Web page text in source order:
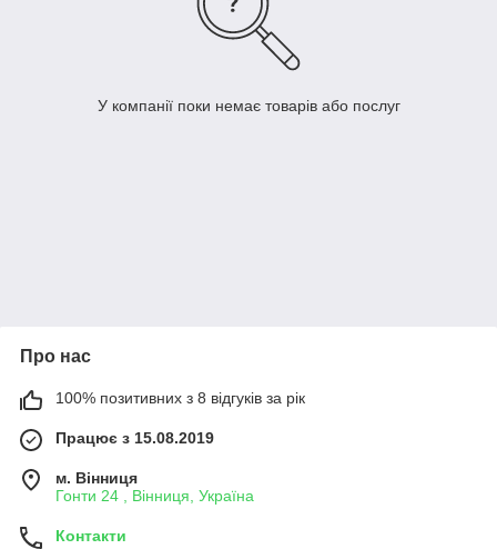
У компанії поки немає товарів або послуг
Про нас
100% позитивних з 8 відгуків за рік
Працює з 15.08.2019
м. Вінниця
Гонти 24 , Вінниця, Україна
Контакти